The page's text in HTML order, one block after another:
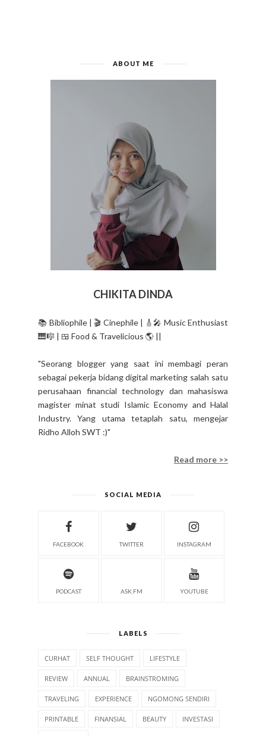
ABOUT ME
CHIKITA DINDA
📚 Bibliophile | 🎬 Cinephile | 🎸🎤 Music Enthusiast
🎹🎼 | 🍱 Food & Travelicious 🌎 ||
"Seorang blogger yang saat ini membagi peran
sebagai pekerja bidang digital marketing salah satu
perusahaan financial technology dan mahasiswa
magister minat studi Islamic Economy and Halal
Industry. Yang utama tetaplah satu, mengejar
Ridho Alloh SWT :)"
Read more >>
SOCIAL MEDIA
FACEBOOK TWITTER INSTAGRAM
PODCAST ASK.FM YOUTUBE
LABELS
CURHAT SELF THOUGHT LIFESTYLE
REVIEW ANNUAL BRAINSTROMING
TRAVELING EXPERIENCE NGOMONG SENDIRI
PRINTABLE FINANSIAL BEAUTY INVESTASI